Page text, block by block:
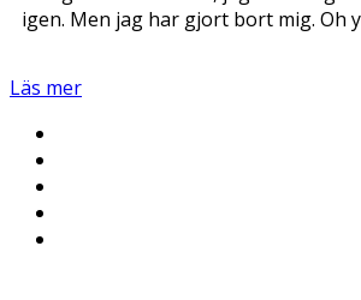
igen. Men jag har gjort bort mig. Oh
Läs mer